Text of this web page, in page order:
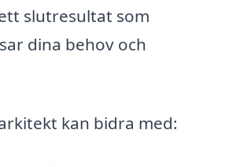
slutresultat som
dina behov och
kan bidra med: